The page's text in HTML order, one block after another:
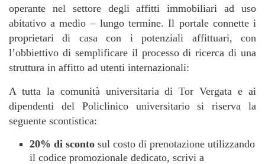
operante nel settore degli affitti immobiliari ad uso
abitativo a medio – lungo termine. Il portale connette i
proprietari di casa con i potenziali affittuari, con
l’obbiettivo di semplificare il processo di ricerca di una
struttura in affitto ad utenti internazionali:
A tutta la comunità universitaria di Tor Vergata e ai
dipendenti del Policlinico universitario si riserva la
seguente scontistica:
20% di sconto sul costo di prenotazione utilizzando
il codice promozionale dedicato, scrivi a